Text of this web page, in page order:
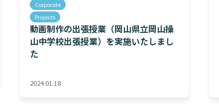
Corporate
Projects
動画制作の出張授業（岡山県立岡山操
山中学校出張授業）を実施いたしまし
た
2024.01.18